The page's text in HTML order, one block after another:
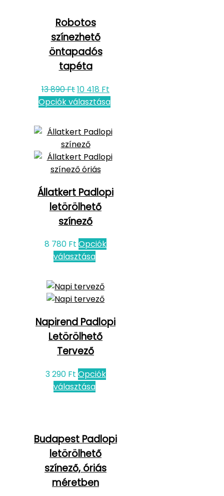
Robotos
színezhető
öntapadós
tapéta
13 890Ft10 418 Ft
Opciók választása
Állatkert Padlopi
letörölhető
színező
8 780 Ft Opciók
választása
Napirend Padlopi
Letörölhető
Tervező
3 290 Ft Opciók
választása
Budapest Padlopi
letörölhető
színező, óriás
méretben